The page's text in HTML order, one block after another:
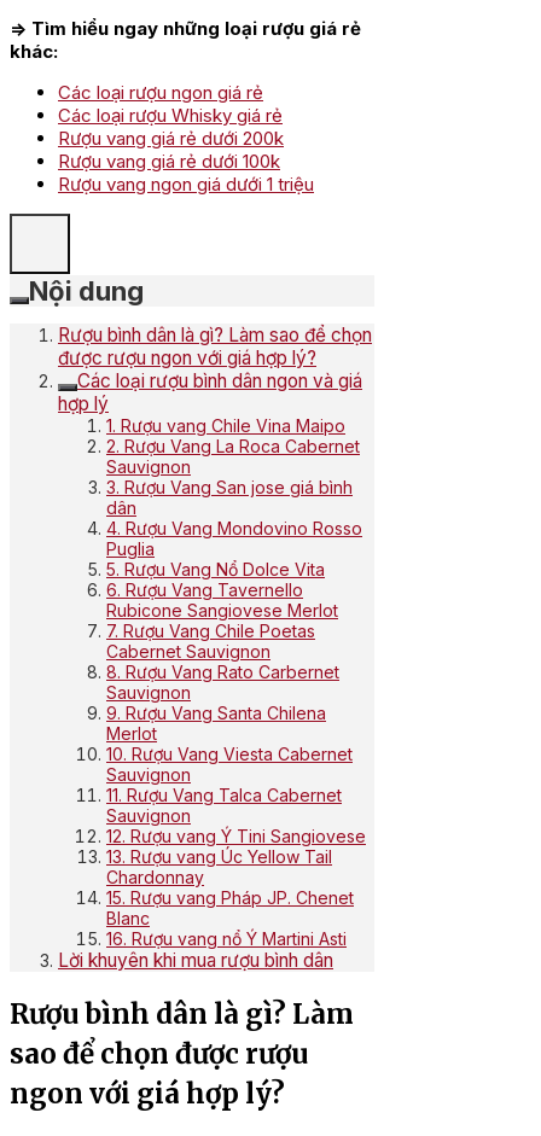
=> Tìm hiểu ngay những loại rượu giá rẻ
khác:
Các loại rượu ngon giá rẻ
Các loại rượu Whisky giá rẻ
Rượu vang giá rẻ dưới 200k
Rượu vang giá rẻ dưới 100k
Rượu vang ngon giá dưới 1 triệu
Nội dung
Rượu bình dân là gì? Làm sao để chọn
được rượu ngon với giá hợp lý?
Các loại rượu bình dân ngon và giá
hợp lý
1. Rượu vang Chile Vina Maipo
2. Rượu Vang La Roca Cabernet
Sauvignon
3. Rượu Vang San jose giá bình
dân
4. Rượu Vang Mondovino Rosso
Puglia
5. Rượu Vang Nổ Dolce Vita
6. Rượu Vang Tavernello
Rubicone Sangiovese Merlot
7. Rượu Vang Chile Poetas
Cabernet Sauvignon
8. Rượu Vang Rato Carbernet
Sauvignon
9. Rượu Vang Santa Chilena
Merlot
10. Rượu Vang Viesta Cabernet
Sauvignon
11. Rượu Vang Talca Cabernet
Sauvignon
12. Rượu vang Ý Tini Sangiovese
13. Rượu vang Úc Yellow Tail
Chardonnay
15. Rượu vang Pháp JP. Chenet
Blanc
16. Rượu vang nổ Ý Martini Asti
Lời khuyên khi mua rượu bình dân
Rượu bình dân là gì? Làm
sao để chọn được rượu
ngon với giá hợp lý?